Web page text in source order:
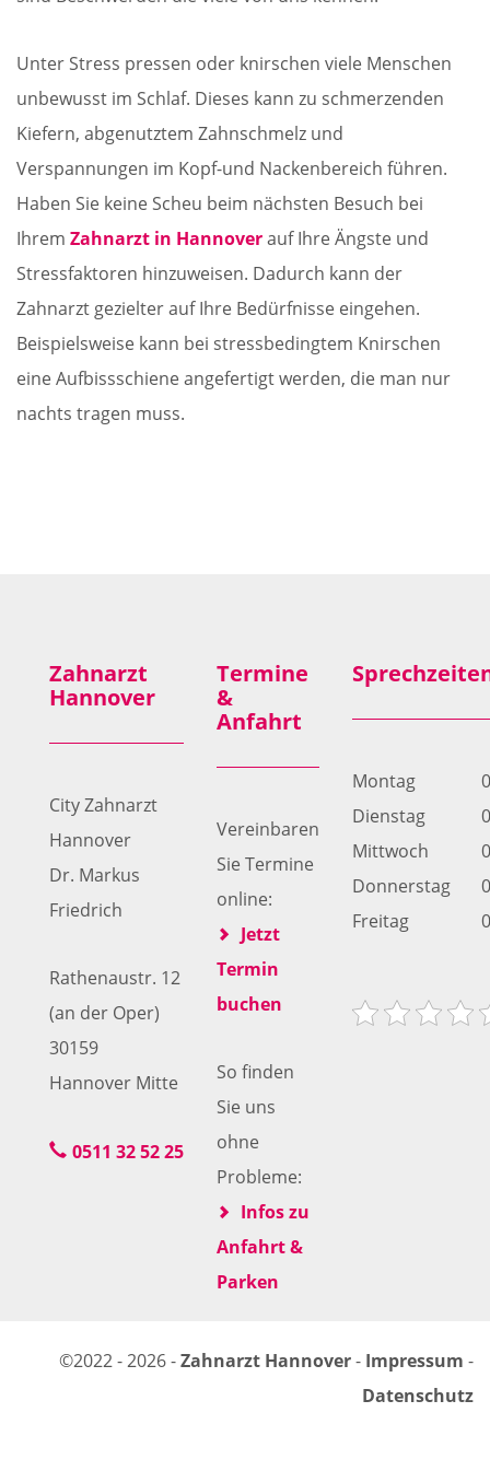
Unter Stress pressen oder knirschen viele Menschen
unbewusst im Schlaf. Dieses kann zu schmerzenden
Kiefern, abgenutztem Zahnschmelz und
Verspannungen im Kopf-und Nackenbereich führen.
Haben Sie keine Scheu beim nächsten Besuch bei
Ihrem Zahnarzt in Hannoverauf Ihre Ängste und
Stressfaktoren hinzuweisen. Dadurch kann der
Zahnarzt gezielter auf Ihre Bedürfnisse eingehen.
Beispielsweise kann bei stressbedingtem Knirschen
eine Aufbissschiene angefertigt werden, die man nur
nachts tragen muss.
Zahnarzt
Hannover
City Zahnarzt
Hannover
Dr. Markus
Friedrich
Rathenaustr. 12
(an der Oper)
30159
Hannover Mitte
0511 32 52 25
Termine
&
Anfahrt
Vereinbaren
Sie Termine
online:
Jetzt
Termin
buchen
So finden
Sie uns
ohne
Probleme:
Infos zu
Anfahrt &
Parken
Montag
Dienstag
Mittwoch
Donnerstag
Freitag
©2022 - 2026 -Zahnarzt Hannover- Impressum -
Datenschutz